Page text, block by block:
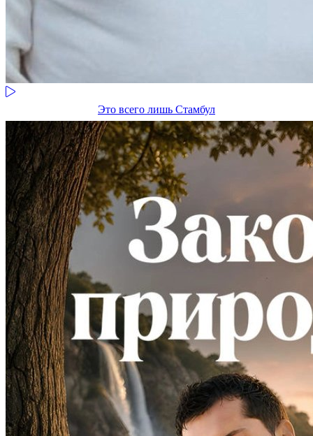
Это всего лишь Стамбул